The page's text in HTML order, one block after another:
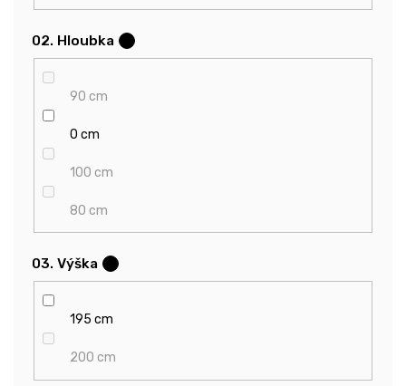
02. Hloubka
90 cm
0 cm
100 cm
80 cm
03. Výška
195 cm
200 cm